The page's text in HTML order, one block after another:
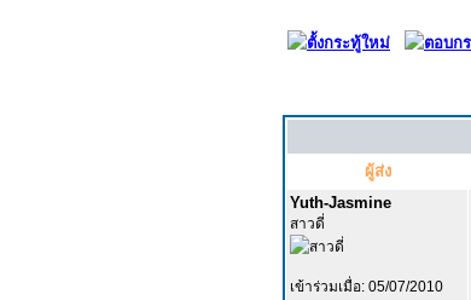
ผู้ส่ง
Yuth-Jasmine
สาวดี่
เข้าร่วมเมื่อ: 05/07/2010